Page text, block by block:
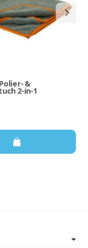
&
2-in-1